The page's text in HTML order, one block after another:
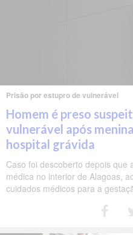
Prisão por estupro de vulnerável
Homem é preso
vulnerável após
hospital grávida
Caso foi descoberto depois que
médica no interior de Alagoas,
cuidados médicos para a